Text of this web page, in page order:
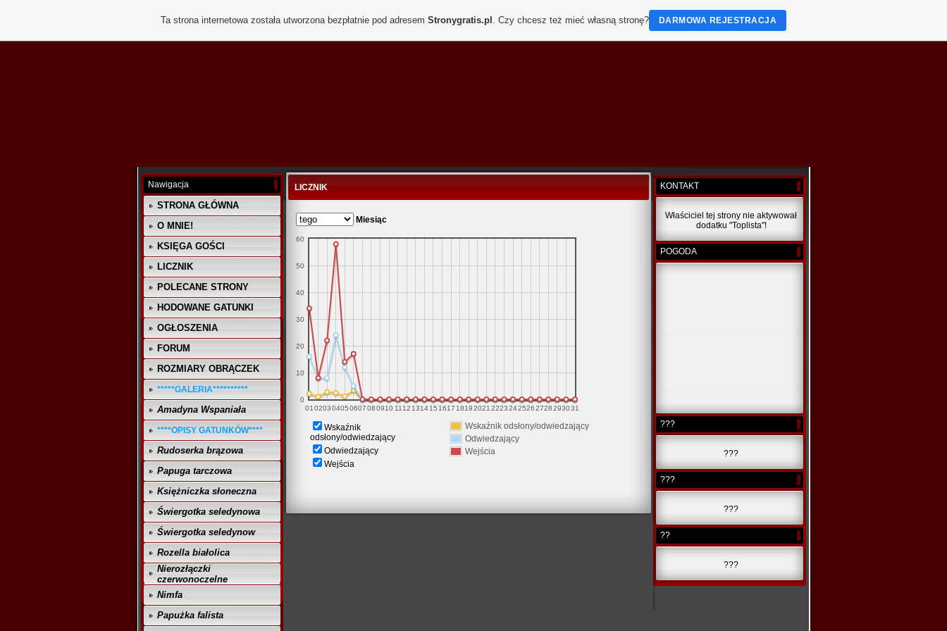
Nawigacja
STRONA GŁÓWNA
O MNIE!
KSIĘGA GOŚCI
LICZNIK
POLECANE STRONY
HODOWANE GATUNKI
OGŁOSZENIA
FORUM
ROZMIARY OBRĄCZEK
*****GALERIA**********
Amadyna Wspaniała
****OPISY GATUNKÓW****
Rudoserka brązowa
Papuga tarczowa
Księżniczka słoneczna
Świergotka seledynowa
Świergotka seledynow
Rozella białolica
Nierozłączki
czerwonoczelne
Nimfa
Papużka falista
LICZNIK
Miesiąc
01 020304050607080910 11 12 131415 1617 18192021 22232425262728293031
0
10
20
30
40
50
60
Wskaźnik odsłony/odwiedzający
Odwiedzający
Wejścia
Wskaźnik
odsłony/odwiedzający
Odwiedzający
Wejścia
KONTAKT
Właściciel tej strony nie aktywował
dodatku "Toplista"!
POGODA
???
???
???
???
??
???
Ta strona internetowa została utworzona bezpłatnie pod adresem Stronygratis.pl . Czy chcesz też mieć własną stronę? DARMOWA REJESTRACJA